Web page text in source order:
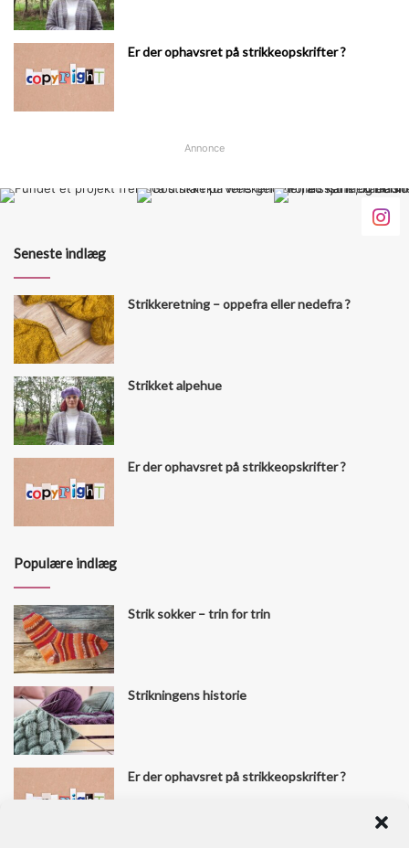
Er der ophavsret på strikkeopskrifter ?
Annonce
Seneste indlæg
Strikkeretning – oppefra eller nedefra ?
Strikket alpehue
Er der ophavsret på strikkeopskrifter ?
Populære indlæg
Strik sokker – trin for trin
Strikningens historie
Er der ophavsret på strikkeopskrifter ?